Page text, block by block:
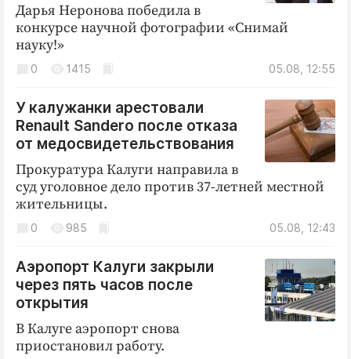
Дарья Неронова победила в
конкурсе научной фотографии «Снимай
науку!»
05.08, 12:55
0 1415
У калужанки арестовали
Renault Sandero после отказа
от медосвидетельствования
Прокуратура Калуги направила в
суд уголовное дело против 37-летней местной
жительницы.
05.08, 12:43
0 985
Аэропорт Калуги закрыли
через пять часов после
открытия
В Калуге аэропорт снова
приостановил работу.